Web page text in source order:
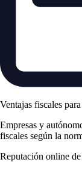
Ventajas fiscales
Empresas y
fiscales según la
Reputación online de